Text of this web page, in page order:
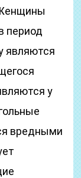
период
являются
у
вредными